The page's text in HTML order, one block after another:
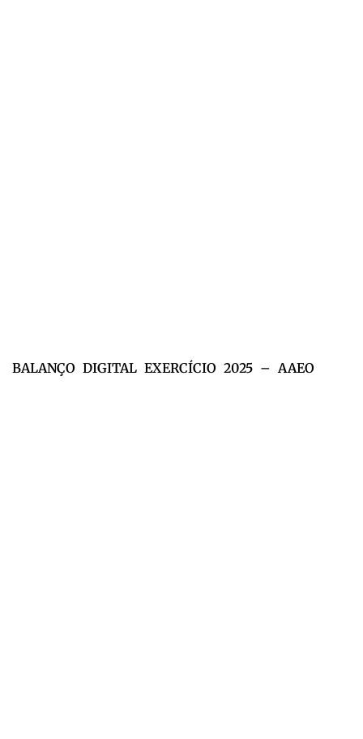
BALANÇO DIGITAL EXERCÍCIO 2025 – AAEO